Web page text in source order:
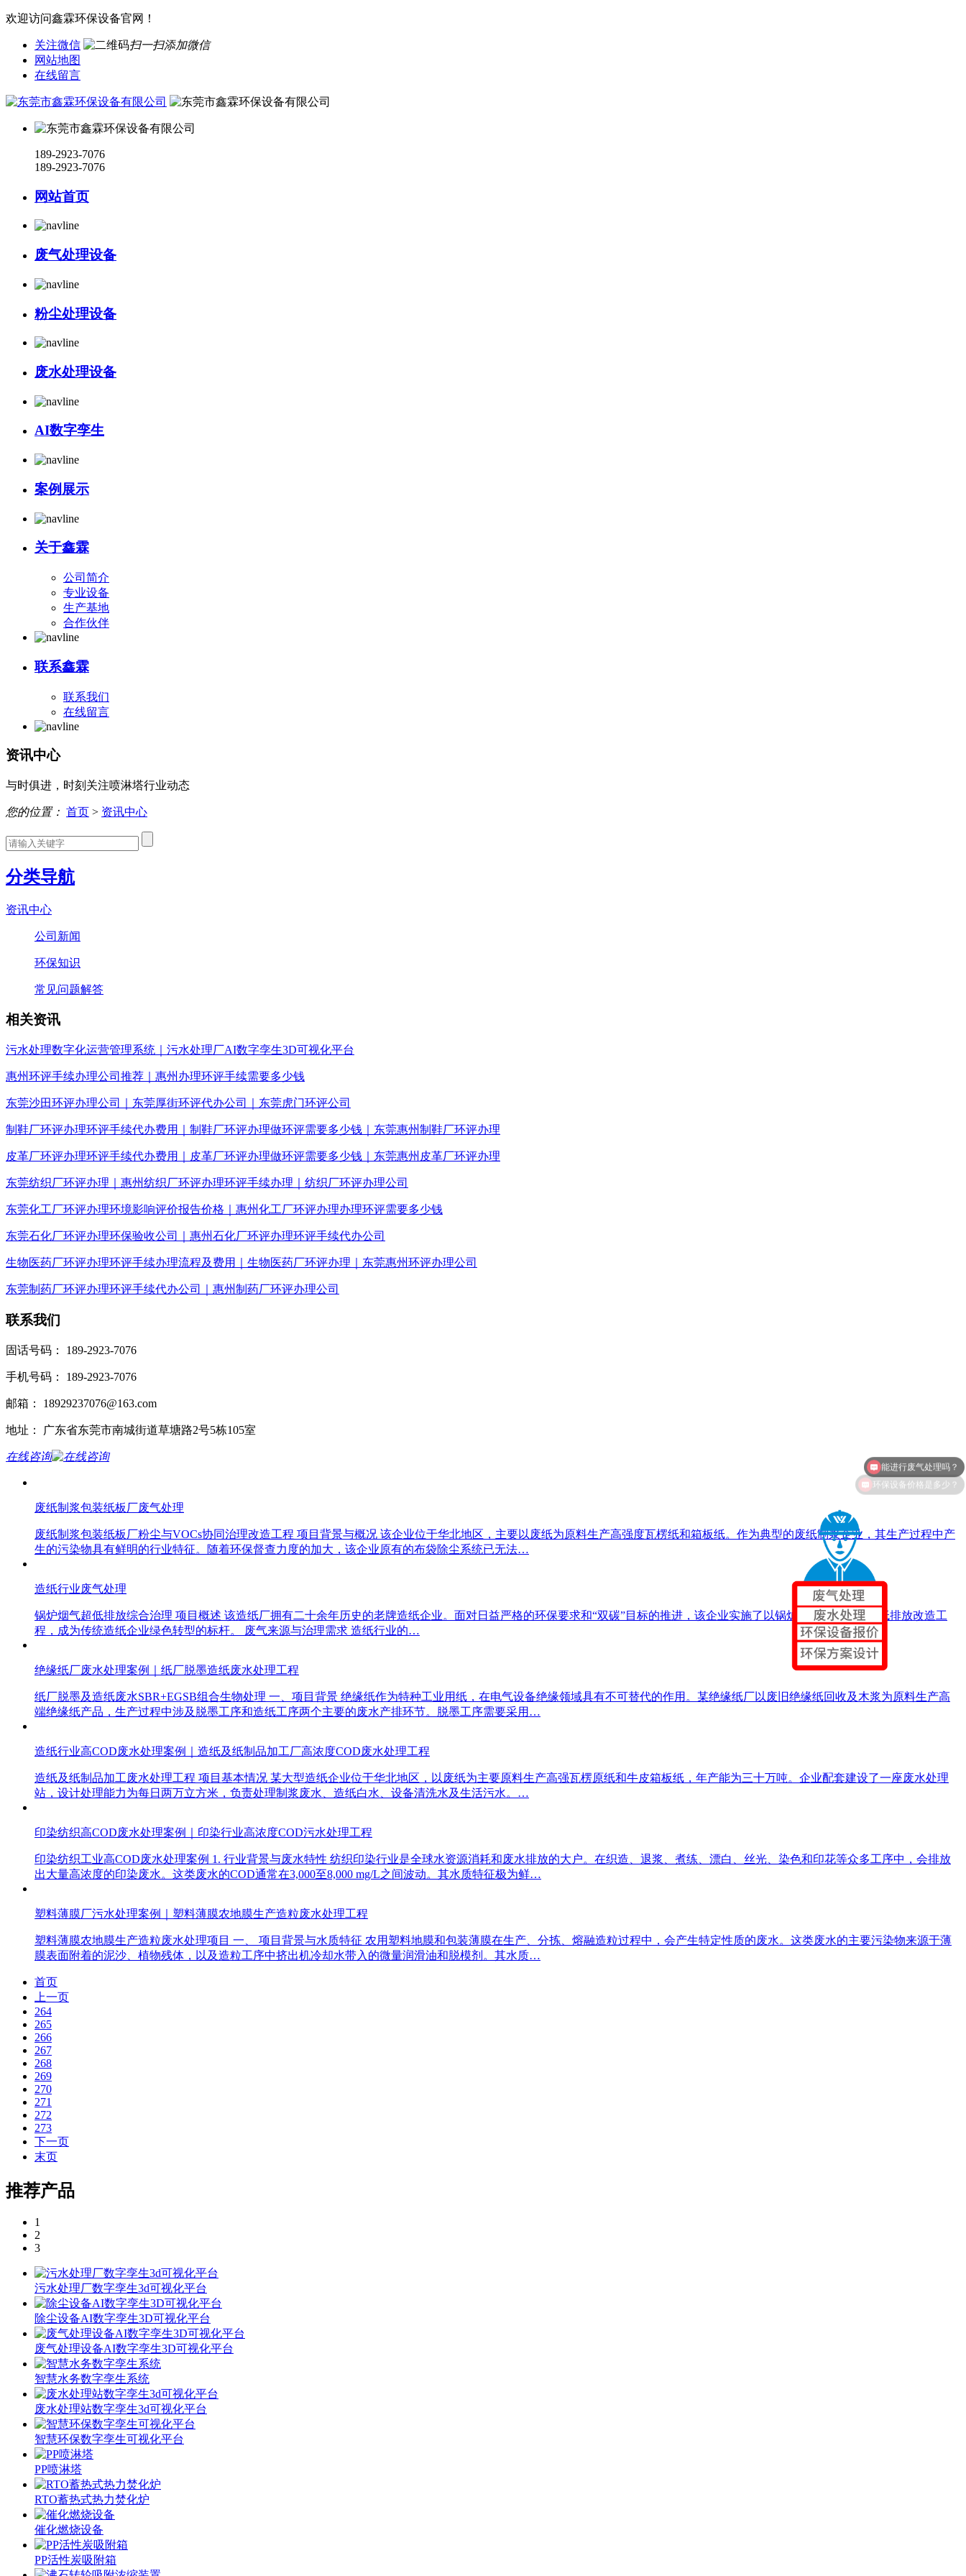
欢迎访问鑫霖环保设备官网！
关注微信
扫一扫添加微信
网站地图
在线留言
189-2923-7076
189-2923-7076
网站首页
废气处理设备
粉尘处理设备
废水处理设备
AI数字孪生
案例展示
关于鑫霖
公司简介
专业设备
生产基地
合作伙伴
联系鑫霖
联系我们
在线留言
资讯中心
与时俱进，时刻关注喷淋塔行业动态
您的位置： 首页 > 资讯中心
分类导航
资讯中心
公司新闻
环保知识
常见问题解答
相关资讯
污水处理数字化运营管理系统｜污水处理厂AI数字孪生3D可视化平台
惠州环评手续办理公司推荐｜惠州办理环评手续需要多少钱
东莞沙田环评办理公司｜东莞厚街环评代办公司｜东莞虎门环评公司
制鞋厂环评办理环评手续代办费用｜制鞋厂环评办理做环评需要多少钱｜东莞惠州制鞋厂环评办理
皮革厂环评办理环评手续代办费用｜皮革厂环评办理做环评需要多少钱｜东莞惠州皮革厂环评办理
东莞纺织厂环评办理｜惠州纺织厂环评办理环评手续办理｜纺织厂环评办理公司
东莞化工厂环评办理环境影响评价报告价格｜惠州化工厂环评办理办理环评需要多少钱
东莞石化厂环评办理环保验收公司｜惠州石化厂环评办理环评手续代办公司
生物医药厂环评办理环评手续办理流程及费用｜生物医药厂环评办理｜东莞惠州环评办理公司
东莞制药厂环评办理环评手续代办公司｜惠州制药厂环评办理公司
联系我们
固话号码： 189-2923-7076
手机号码： 189-2923-7076
邮箱： 18929237076@163.com
地址： 广东省东莞市南城街道草塘路2号5栋105室
在线咨询
废纸制浆包装纸板厂废气处理
废纸制浆包装纸板厂粉尘与VOCs协同治理改造工程 项目背景与概况 该企业位于华北地区，主要以废纸为原料生产高强度瓦楞纸和箱板纸。作为典型的废纸制浆企业，其生产过程中产
生的污染物具有鲜明的行业特征。随着环保督查力度的加大，该企业原有的布袋除尘系统已无法…
造纸行业废气处理
锅炉烟气超低排放综合治理 项目概述 该造纸厂拥有二十余年历史的老牌造纸企业。面对日益严格的环保要求和“双碳”目标的推进，该企业实施了以锅炉系统为核心的超低排放改造工
程，成为传统造纸企业绿色转型的标杆。 废气来源与治理需求 造纸行业的…
绝缘纸厂废水处理案例｜纸厂脱墨造纸废水处理工程
纸厂脱墨及造纸废水SBR+EGSB组合生物处理 一、项目背景 绝缘纸作为特种工业用纸，在电气设备绝缘领域具有不可替代的作用。某绝缘纸厂以废旧绝缘纸回收及木浆为原料生产高
端绝缘纸产品，生产过程中涉及脱墨工序和造纸工序两个主要的废水产排环节。脱墨工序需要采用…
造纸行业高COD废水处理案例｜造纸及纸制品加工厂高浓度COD废水处理工程
造纸及纸制品加工废水处理工程 项目基本情况 某大型造纸企业位于华北地区，以废纸为主要原料生产高强瓦楞原纸和牛皮箱板纸，年产能为三十万吨。企业配套建设了一座废水处理
站，设计处理能力为每日两万立方米，负责处理制浆废水、造纸白水、设备清洗水及生活污水。…
印染纺织高COD废水处理案例｜印染行业高浓度COD污水处理工程
印染纺织工业高COD废水处理案例 1. 行业背景与废水特性 纺织印染行业是全球水资源消耗和废水排放的大户。在织造、退浆、煮练、漂白、丝光、染色和印花等众多工序中，会排放
出大量高浓度的印染废水。这类废水的COD通常在3,000至8,000 mg/L之间波动。其水质特征极为鲜…
塑料薄膜厂污水处理案例｜塑料薄膜农地膜生产造粒废水处理工程
塑料薄膜农地膜生产造粒废水处理项目 一、 项目背景与水质特征 农用塑料地膜和包装薄膜在生产、分拣、熔融造粒过程中，会产生特定性质的废水。这类废水的主要污染物来源于薄
膜表面附着的泥沙、植物残体，以及造粒工序中挤出机冷却水带入的微量润滑油和脱模剂。其水质…
首页
上一页
264
265
266
267
268
269
270
271
272
273
下一页
末页
推荐产品
1
2
3
污水处理厂数字孪生3d可视化平台
除尘设备AI数字孪生3D可视化平台
废气处理设备AI数字孪生3D可视化平台
智慧水务数字孪生系统
废水处理站数字孪生3d可视化平台
智慧环保数字孪生可视化平台
PP喷淋塔
RTO蓄热式热力焚化炉
催化燃烧设备
PP活性炭吸附箱
环保设备价格是多少？